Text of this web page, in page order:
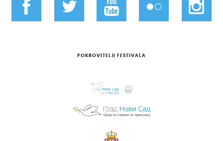
POKROVITELJI FESTIVALA